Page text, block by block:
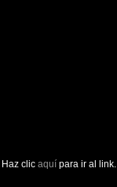
Haz clic aquí para ir al link.